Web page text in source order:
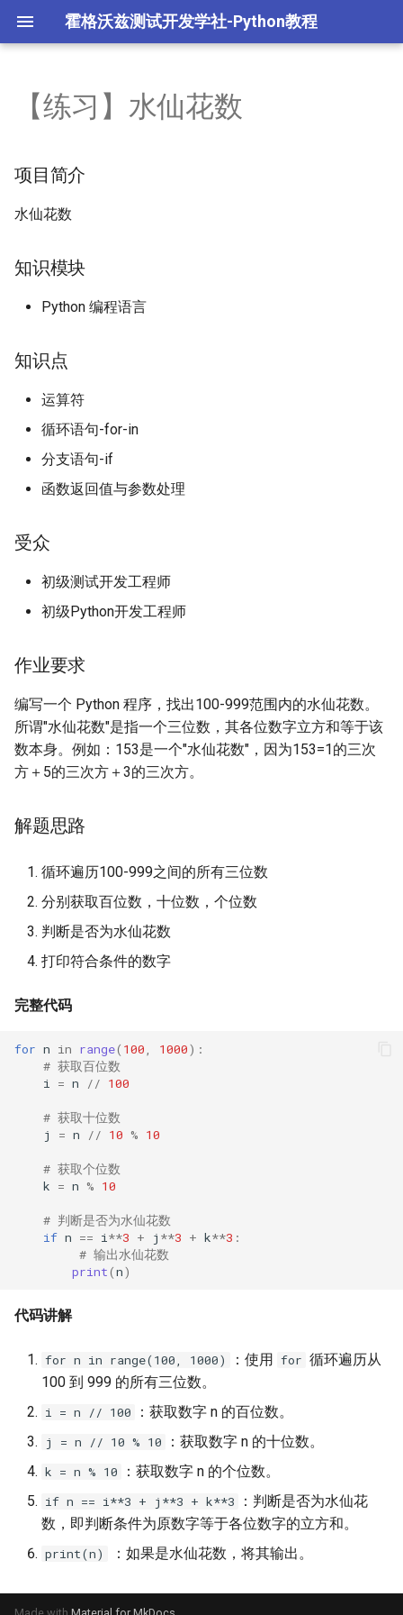
霍格沃兹测试开发学社-Python教程
L1.Python语法与数据结构 1.1 Python 介绍与环境配置
L2.Python面向对象编程
2.1 Python 高级语法
L3.Python常用模块
模块
L4.Python高级编程
多任务编程
L5.AIGC 编程智能体
字节跳动 TRAE 自动编码
面试重点
【练习】水仙花数
项目简介
水仙花数
知识模块
Python 编程语言
知识点
运算符
循环语句-for-in
分支语句-if
函数返回值与参数处理
受众
初级测试开发工程师
初级Python开发工程师
作业要求
编写一个 Python 程序，找出100-999范围内的水仙花数。
所谓"水仙花数"是指一个三位数，其各位数字立方和等于该
数本身。例如：153是一个"水仙花数"，因为153=1的三次
方＋5的三次方＋3的三次方。
解题思路
循环遍历100-999之间的所有三位数
分别获取百位数，十位数，个位数
判断是否为水仙花数
打印符合条件的数字
完整代码
for n in range( 100 1000):
# 获取百位数
i
= n // 100
# 获取十位数
j
= n // 10 % 10
# 获取个位数
k = n % 10
# 判断是否为水仙花数
if n == i **3 + j **3 + k**3 :
# 输出水仙花数
print(n)
代码讲解
for n in range(100, 1000) ：使用 for 循环遍历从
100 到 999 的所有三位数。
i = n // 100 ：获取数字 n 的百位数。
j = n // 10 % 10 ：获取数字 n 的十位数。
k = n % 10 ：获取数字 n 的个位数。
if n == i**3 + j**3 + k**3
：判断是否为水仙花
数，即判断条件为原数字等于各位数字的立方和。
print(n) ：如果是水仙花数，将其输出。